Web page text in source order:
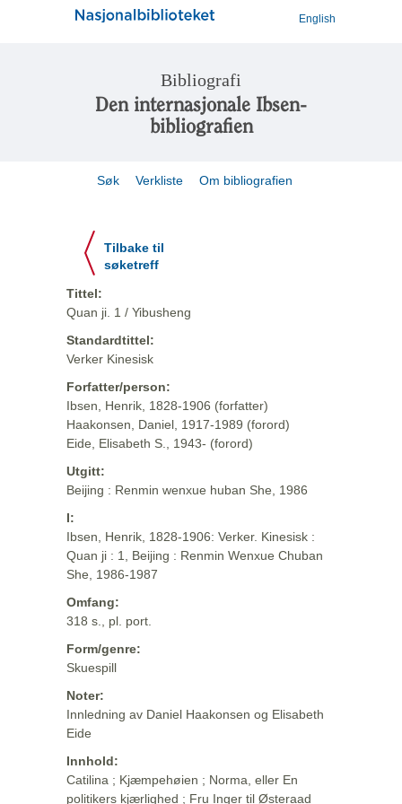
English
Bibliografi
Den internasjonale Ibsen-
bibliografien
Søk Verkliste Om bibliografien
Tilbake til
søketreff
Tittel:
Quan ji. 1 / Yibusheng
Standardtittel:
Verker Kinesisk
Forfatter/person:
Ibsen, Henrik, 1828-1906 (forfatter)
Haakonsen, Daniel, 1917-1989 (forord)
Eide, Elisabeth S., 1943- (forord)
Utgitt:
Beijing : Renmin wenxue huban She, 1986
I:
Ibsen, Henrik, 1828-1906: Verker. Kinesisk :
Quan ji : 1, Beijing : Renmin Wenxue Chuban
She, 1986-1987
Omfang:
318 s., pl. port.
Form/genre:
Skuespill
Noter:
Innledning av Daniel Haakonsen og Elisabeth
Eide
Innhold:
Catilina ; Kjæmpehøien ; Norma, eller En
politikers kjærlighed ; Fru Inger til Østeraad